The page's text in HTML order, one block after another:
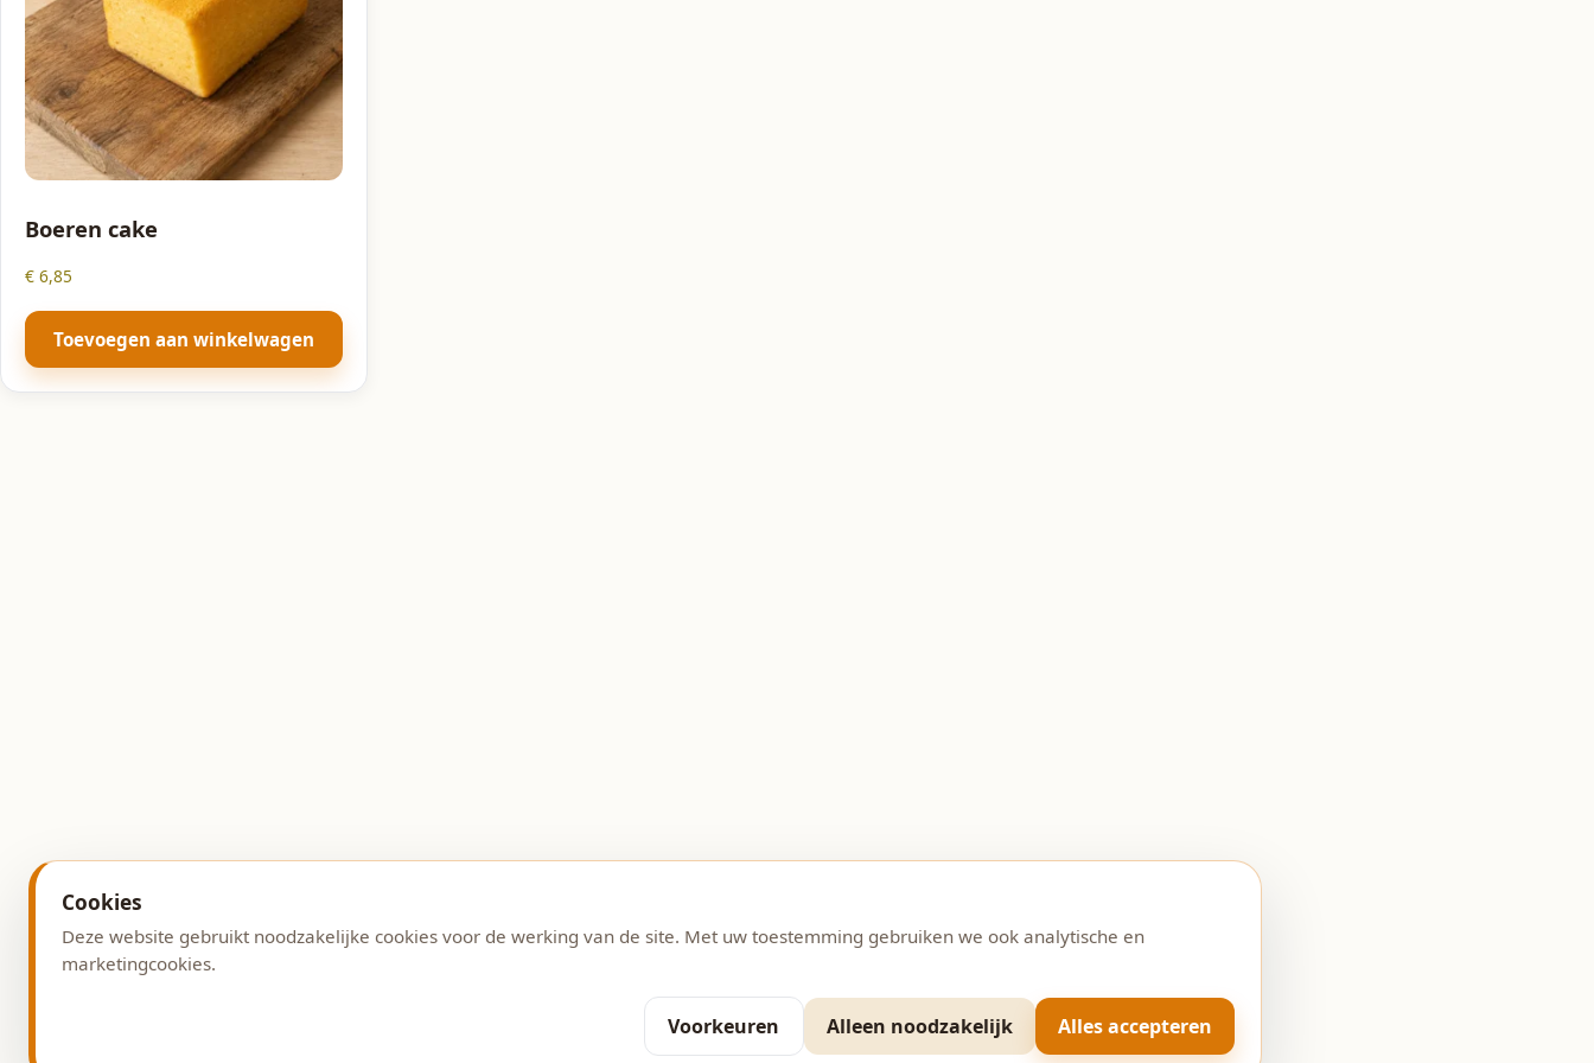
Boeren cake
€ 6,85
Toevoegen aan winkelwagen
Cookies
Deze website gebruikt noodzakelijke cookies voor de werking van de site. Met uw toestemming gebruiken we ook analytische en
marketingcookies.
Voorkeuren Alleen noodzakelijk Alles accepteren